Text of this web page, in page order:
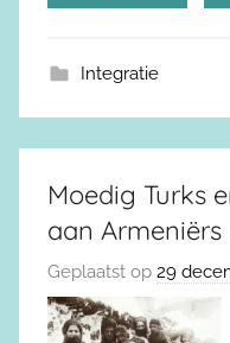
Integratie
Moedig Turks
aan Armeniërs
Geplaatst op 29